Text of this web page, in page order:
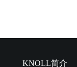
KNOLL简介